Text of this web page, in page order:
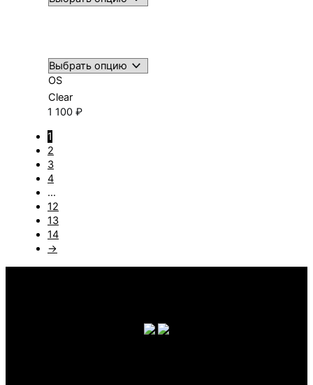
OS
Clear
1 100 ₽
1
2
3
4
…
12
13
14
→